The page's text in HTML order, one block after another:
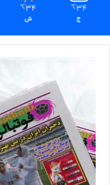
34
℃
ج
34
℃
ش